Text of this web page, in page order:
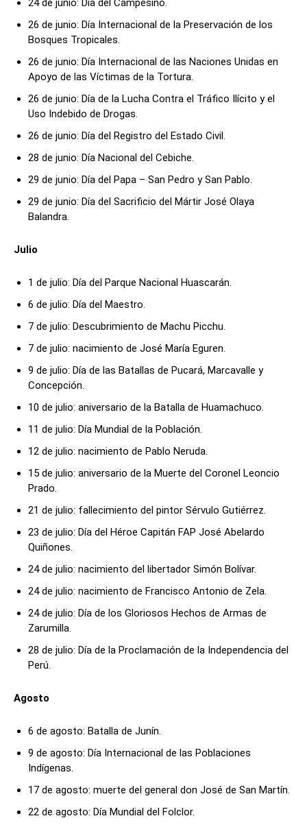
24 de junio: Día del Campesino.
26 de junio: Día Internacional de la Preservación de los
Bosques Tropicales.
26 de junio: Día Internacional de las Naciones Unidas en
Apoyo de las Víctimas de la Tortura.
26 de junio: Día de la Lucha Contra el Tráfico Ilícito y el
Uso Indebido de Drogas.
26 de junio: Día del Registro del Estado Civil.
28 de junio: Día Nacional del Cebiche.
29 de junio: Día del Papa – San Pedro y San Pablo.
29 de junio: Día del Sacrificio del Mártir José Olaya
Balandra.
Julio
1 de julio: Día del Parque Nacional Huascarán.
6 de julio: Día del Maestro.
7 de julio: Descubrimiento de Machu Picchu.
7 de julio: nacimiento de José María Eguren.
9 de julio: Día de las Batallas de Pucará, Marcavalle y
Concepción.
10 de julio: aniversario de la Batalla de Huamachuco.
11 de julio: Día Mundial de la Población.
12 de julio: nacimiento de Pablo Neruda.
15 de julio: aniversario de la Muerte del Coronel Leoncio
Prado.
21 de julio: fallecimiento del pintor Sérvulo Gutiérrez.
23 de julio: Día del Héroe Capitán FAP José Abelardo
Quiñones.
24 de julio: nacimiento del libertador Simón Bolívar.
24 de julio: nacimiento de Francisco Antonio de Zela.
24 de julio: Día de los Gloriosos Hechos de Armas de
Zarumilla.
28 de julio: Día de la Proclamación de la Independencia del
Perú.
Agosto
6 de agosto: Batalla de Junín.
9 de agosto: Día Internacional de las Poblaciones
Indígenas.
17 de agosto: muerte del general don José de San Martín.
22 de agosto: Día Mundial del Folclor.